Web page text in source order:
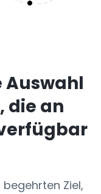
Auswahl
die an
Ziel,